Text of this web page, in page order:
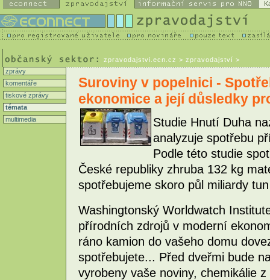
zpravodajstvi.ecn.cz > zpravodajství >
zprávy
komentáře
tiskové zprávy
témata
multimedia
Suroviny v popelnici -
ekonomice a její důsledky
Studie Hnutí Duha
analyzuje spotřebu
Podle této studie
České republiky zhruba 132 kg
spotřebujeme skoro půl miliardy
Washingtonský Worldwatch
přírodních zdrojů v moderní
ráno kamion do vašeho domu
spotřebujete... Před dveřmi bude
vyrobeny vaše noviny, chemikálie